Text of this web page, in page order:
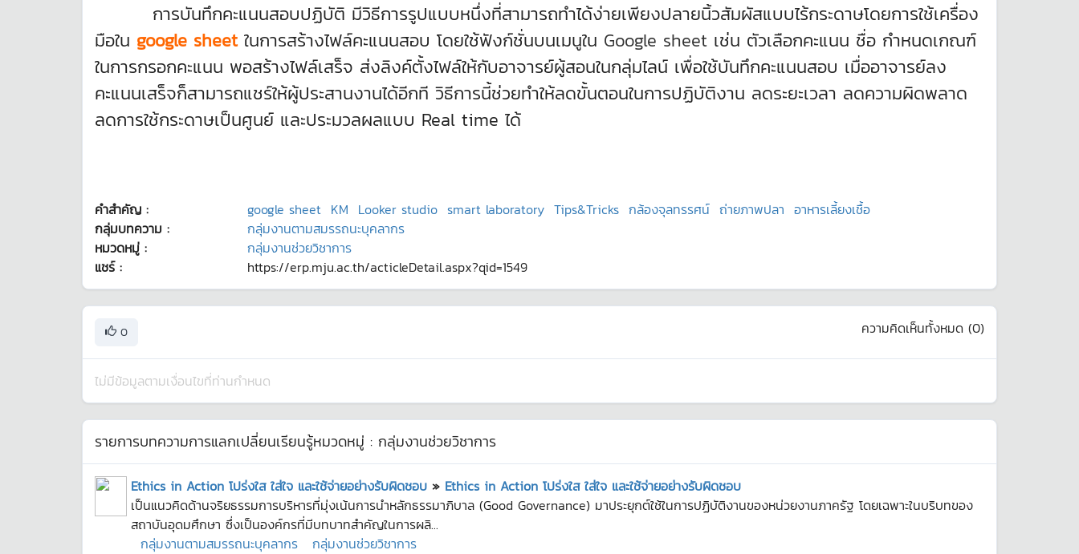
การบันทึกคะแนนสอบปฏิบัติ มีวิธีการรูปแบบหนึ่งที่สามารถทำได้ง่ายเพียงปลายนิ้วสัมผัสแบบไร้กระดาษโดยการใช้เครื่อง
มือใน google sheetในการสร้างไฟล์คะแนนสอบ โดยใช้ฟังก์ชั่นบนเมนูใน Google sheet เช่น ตัวเลือกคะแนน ชื่อ กำหนดเกณฑ์
ในการกรอกคะแนน พอสร้างไฟล์เสร็จ ส่งลิงค์ตั้งไฟล์ให้กับอาจารย์ผู้สอนในกลุ่มไลน์ เพื่อใช้บันทึกคะแนนสอบ เมื่ออาจารย์ลง
คะแนนเสร็จก็สามารถแชร์ให้ผู้ประสานงานได้อีกที วิธีการนี้ช่วยทำให้ลดขั้นตอนในการปฏิบัติงาน ลดระยะเวลา ลดความผิดพลาด
ลดการใช้กระดาษเป็นศูนย์ และประมวลผลแบบ Real time ได้
คำสำคัญ : google sheet KM Looker studio smart laboratory Tips&Tricks กล้องจุลทรรศน์ ถ่ายภาพปลา อาหารเลี้ยงเชื้อ
กลุ่มบทความ :
กลุ่มงานตามสมรรถนะบุคลากร
หมวดหมู่ :
กลุ่มงานช่วยวิชาการ
แชร์ :
https://erp.mju.ac.th/acticleDetail.aspx?qid=1549
0 ความคิดเห็นทั้งหมด (0)
ไม่มีข้อมูลตามเงื่อนไขที่ท่านกำหนด
รายการบทความการแลกเปลี่ยนเรียนรู้หมวดหมู่ : กลุ่มงานช่วยวิชาการ
Ethics in Action โปร่งใส ใส่ใจ และใช้จ่ายอย่างรับผิดชอบ » Ethics in Action โปร่งใส ใส่ใจ และใช้จ่ายอย่างรับผิดชอบ
เป็นแนวคิดด้านจริยธรรมการบริหารที่มุ่งเน้นการนำหลักธรรมาภิบาล (Good Governance) มาประยุกต์ใช้ในการปฏิบัติงานของหน่วยงานภาครัฐ โดยเฉพาะในบริบทของ
สถาบันอุดมศึกษา ซึ่งเป็นองค์กรที่มีบทบาทสำคัญในการผลิ...
กลุ่มงานตามสมรรถนะบุคลากร
กลุ่มงานช่วยวิชาการ